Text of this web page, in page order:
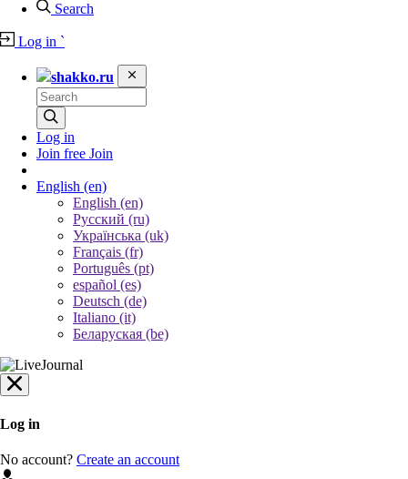
Search
Log in `
shakko.ru
Log in
Join free Join
English (en)
English (en)
Русский (ru)
Українська (uk)
Français (fr)
Português (pt)
español (es)
Deutsch (de)
Italiano (it)
Беларуская (be)
Log in
No account? Create an account